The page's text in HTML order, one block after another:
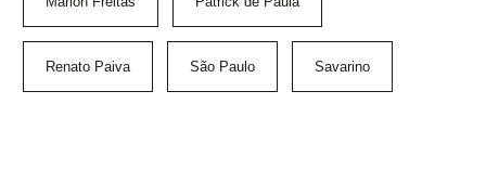
Renato Paiva São Paulo Savarino